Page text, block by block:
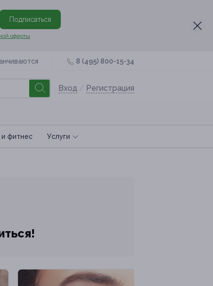
Подписаться
оферты
8 (495) 800-15-34
Вход / Регистрация
фитнес Услуги